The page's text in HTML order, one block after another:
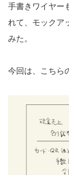
手書きワイヤー
れて、モックア
みた。
今回は、こちら